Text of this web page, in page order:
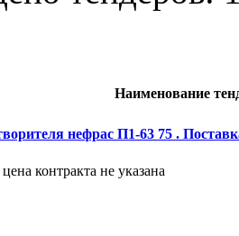
Наименование
нефрас П1-63 75 .
контракта не указана